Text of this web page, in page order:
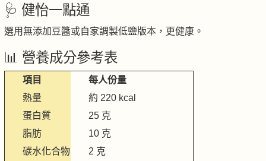
🩺 健怡一點通
選用無添加豆醬或自家調製低鹽版本，更健康。
📊 營養成分參考表
項目
每人份量
熱量
約 220 kcal
蛋白質
25 克
脂肪
10 克
碳水化合物
2 克